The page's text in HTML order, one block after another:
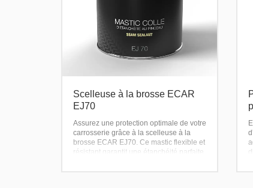
Scelleuse à la brosse ECAR
EJ70
Assurez une protection optimale de votre
carrosserie grâce à la scelleuse à la
brosse ECAR EJ70. Ce mastic flexible et
résistant garantit une étanchéité parfaite